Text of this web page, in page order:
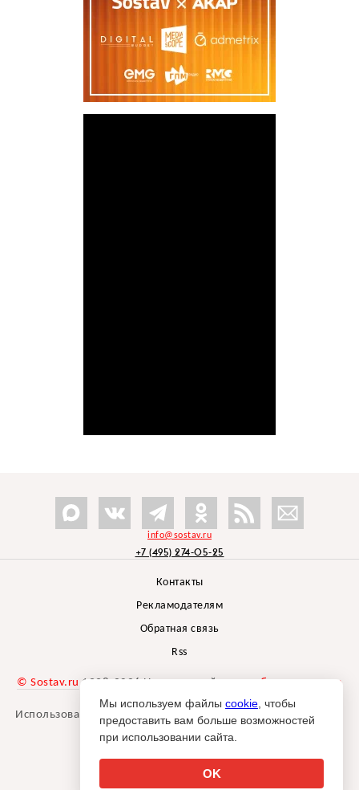
info@sostav.ru
+7 (495) 274-05-25
Контакты
Рекламодателям
Обратная связь
Rss
© Sostav.ru 1998-2026 Независимый проектбрендингового
агентства Depot
Использование материалов Sostav.ru допустимо только при
указании источника.
Мы используем файлы cookie , чтобы
предоставить вам больше возможностей
при использовании сайта.
OK